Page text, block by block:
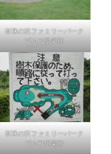
有珠の沢ファミリーパーク
ゴルフ倶楽部
有珠の沢ファミリーパーク
ゴルフ倶楽部